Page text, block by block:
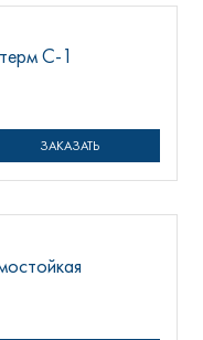
ЗАКАЗАТЬ